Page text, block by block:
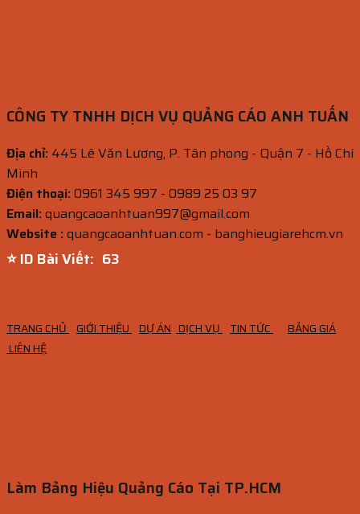
CÔNG TY TNHH DỊCH VỤ QUẢNG CÁO ANH TUẤN
Địa chỉ: 445 Lê Văn Lương, P. Tân phong - Quận 7 - Hồ Chí
Minh
Điện thoại:0961 345 997 - 0989 25 03 97
Email:quangcaoanhtuan997@gmail.com
Website :quangcaoanhtuan.com - banghieugiarehcm.vn
⭐ ID Bài Viết: 62
TRANG CHỦ GIỚI THIỆU DỰ ÁN DỊCH VỤ TIN TỨC
BẢNG GIÁ
LIÊN HỆ
Làm Bảng Hiệu Quảng Cáo Tại TP.HCM